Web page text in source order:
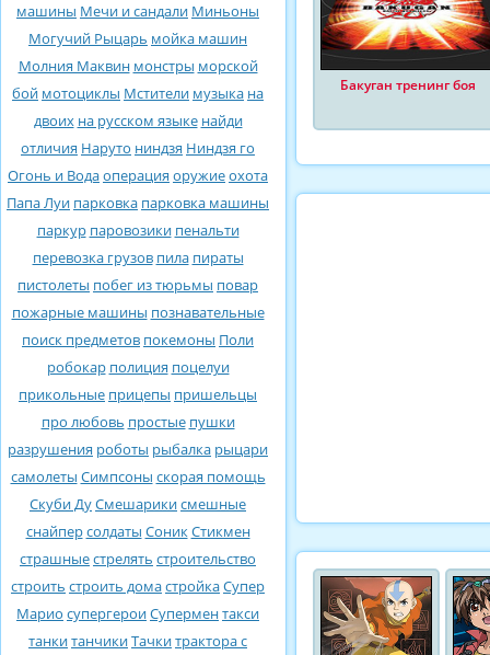
машины Мечи и сандали Миньоны
Могучий Рыцарь мойка машин
Молния Маквин монстры морской
бой мотоциклы Мстители музыка на
двоих на русском языке найди
отличия Наруто ниндзя Ниндзя го
Огонь и Водаоперация оружиеохота
Папа Луи парковка парковка машины
паркур паровозики пенальти
перевозка грузов пила пираты
пистолеты побег из тюрьмы повар
пожарные машины познавательные
поиск предметов покемоны Поли
робокар полиция поцелуи
прикольные прицепы пришельцы
про любовь простые пушки
разрушения роботы рыбалка рыцари
самолеты Симпсоны скорая помощь
Скуби ДуСмешарикисмешные
снайперсолдаты СоникСтикмен
страшныестрелять строительство
строить строить домастройкаСупер
Марио супергероиСуперментакси
танкитанчикиТачкитрактора с
Бакуган тренинг боя